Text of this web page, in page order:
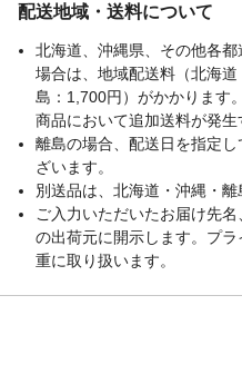
配送地域・送料について
北海道、沖縄県、その他各
場合は、地域配送料（北海
島：1,700円）がかかります
商品において追加送料が発生
離島の場合、配送日を指定
ざいます。
別送品は、北海道・沖縄・離
ご入力いただいたお届け先
の出荷元に開示します。プ
重に取り扱います。